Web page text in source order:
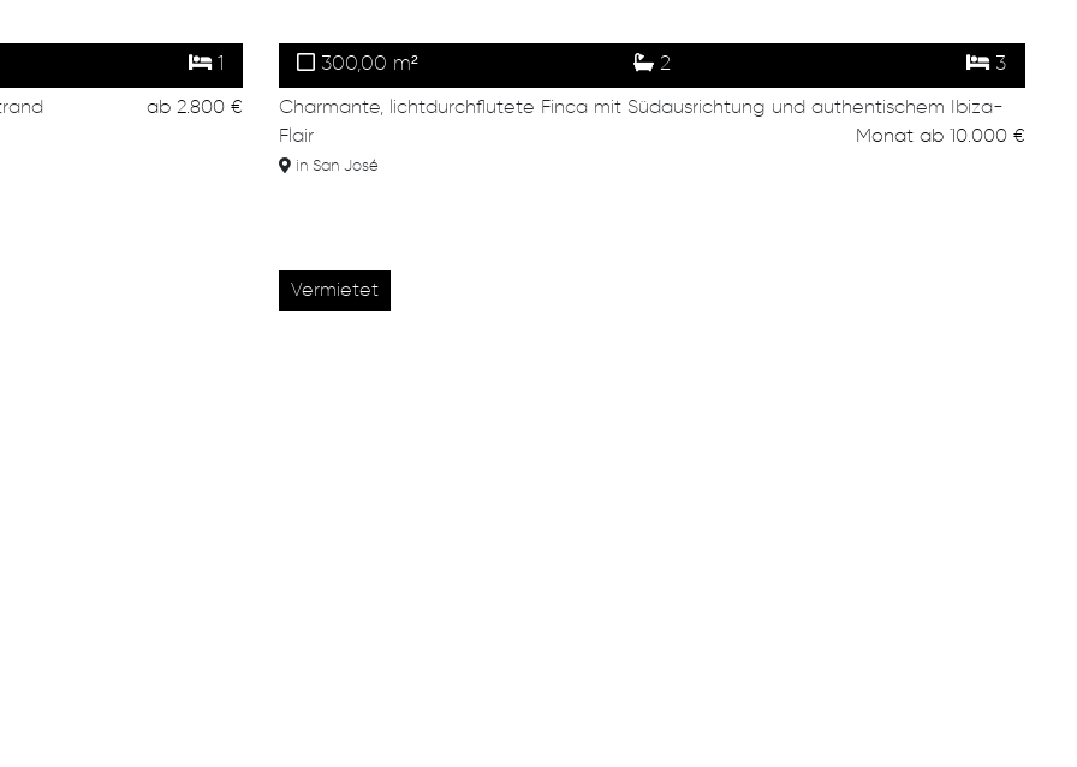
1
ab 2.800 €
300,00 m² 2 3
Charmante, lichtdurchflutete Finca mit Südausrichtung und authentischem Ibiza-
Flair
Monat ab 10.000 €
in San José
Vermietet